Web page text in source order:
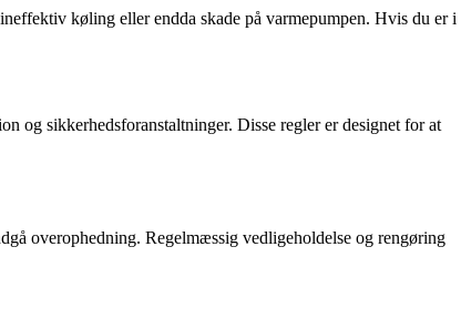
køling eller endda skade på varmepumpen. Hvis du er i
og sikkerhedsforanstaltninger. Disse regler er designet for at
overophedning. Regelmæssig vedligeholdelse og rengøring